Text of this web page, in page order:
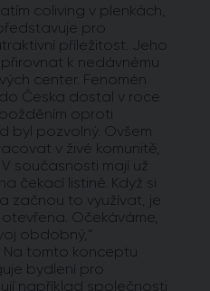
coliving v plenkách,
pro
příležitost. Jeho
k nedávnému
center. Fenomén
Česka dostal v roce
oproti
byl pozvolný. Ovšem
v živé komunitě,
současnosti mají už
čekací listině. Když si
začnou to využívat, je
Očekáváme,
obdobný,“
Na tomto konceptu
bydlení pro
například společnosti